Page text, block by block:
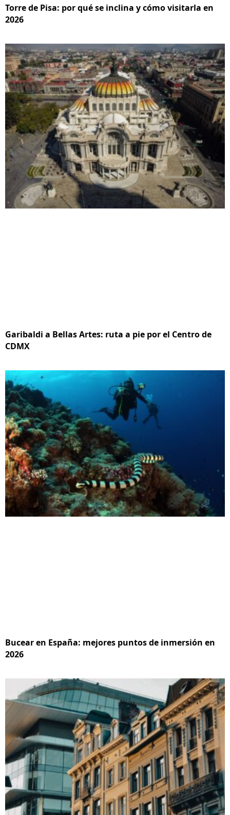
Torre de Pisa: por qué se inclina y cómo visitarla en
2026
Garibaldi a Bellas Artes: ruta a pie por el Centro de
CDMX
Bucear en España: mejores puntos de inmersión en
2026